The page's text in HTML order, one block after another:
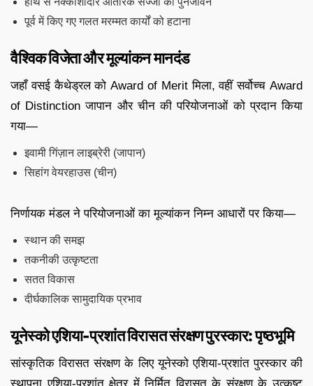
पूर्व में किए गए गलत मरम्मत कार्यों को हटाना
वैश्विक विजेता और मूल्यांकन मानदंड
जहाँ वसई कैथेड्रल को Award of Merit मिला, वहीं सर्वोच्च Award
of Distinction जापान और चीन की परियोजनाओं को प्रदान किया
गया—
इवामी गिंज़ान लाइब्रेरी (जापान)
सिहांग वेयरहाउस (चीन)
निर्णायक मंडल ने परियोजनाओं का मूल्यांकन निम्न आधारों पर किया—
स्थान की समझ
तकनीकी उत्कृष्टता
सतत विकास
दीर्घकालिक सामुदायिक प्रभाव
यूनेस्को एशिया-प्रशांत विरासत संरक्षण पुरस्कार: पृष्ठभूमि
सांस्कृतिक विरासत संरक्षण के लिए यूनेस्को एशिया-प्रशांत पुरस्कार की